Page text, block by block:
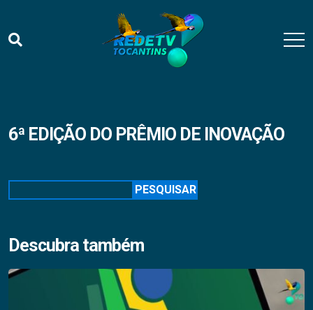
6ª EDIÇÃO DO PRÊMIO DE INOVAÇÃO
PESQUISAR
Descubra também